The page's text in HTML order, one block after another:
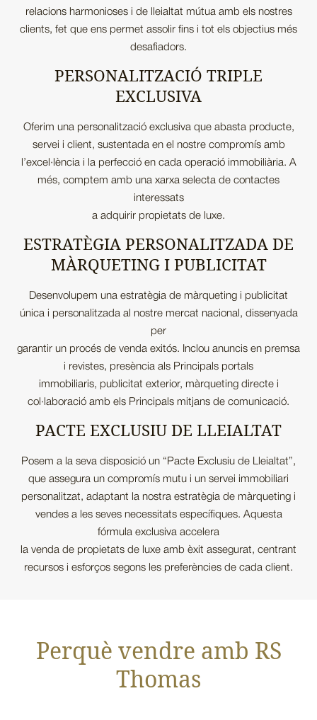
relacions harmonioses i de lleialtat mútua amb els nostres
clients, fet que ens permet assolir fins i tot els objectius més
desafiadors.
PERSONALITZACIÓ TRIPLE
EXCLUSIVA
Oferim una personalització exclusiva que abasta producte,
servei i client, sustentada en el nostre compromís amb
l’excel·lència i la perfecció en cada operació immobiliària. A
més, comptem amb una xarxa selecta de contactes
interessats
a adquirir propietats de luxe.
ESTRATÈGIA PERSONALITZADA DE
MÀRQUETING I PUBLICITAT
Desenvolupem una estratègia de màrqueting i publicitat
única i personalitzada al nostre mercat nacional, dissenyada
per
garantir un procés de venda exitós. Inclou anuncis en premsa
i revistes, presència als Principals portals
immobiliaris, publicitat exterior, màrqueting directe i
col·laboració amb els Principals mitjans de comunicació.
PACTE EXCLUSIU DE LLEIALTAT
Posem a la seva disposició un “Pacte Exclusiu de Lleialtat”,
que assegura un compromís mutu i un servei immobiliari
personalitzat, adaptant la nostra estratègia de màrqueting i
vendes a les seves necessitats específiques. Aquesta
fórmula exclusiva accelera
la venda de propietats de luxe amb èxit assegurat, centrant
recursos i esforços segons les preferències de cada client.
Perquè vendre amb RS
Thomas